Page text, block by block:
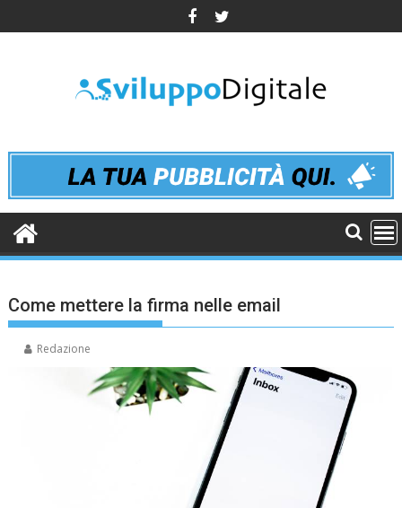
to
Come mettere la firma nelle email
Redazione